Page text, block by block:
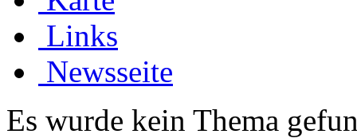
Links
Newsseite
Es wurde kein Thema